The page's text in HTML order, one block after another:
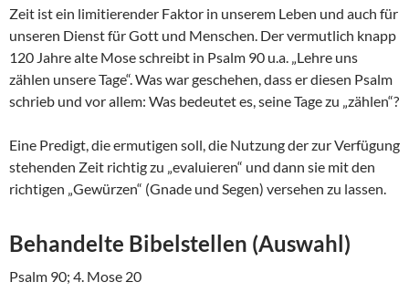
Zeit ist ein limitierender Faktor in unserem Leben und auch für
unseren Dienst für Gott und Menschen. Der vermutlich knapp
120 Jahre alte Mose schreibt in Psalm 90 u.a. „Lehre uns
zählen unsere Tage“. Was war geschehen, dass er diesen Psalm
schrieb und vor allem: Was bedeutet es, seine Tage zu „zählen“?
Eine Predigt, die ermutigen soll, die Nutzung der zur Verfügung
stehenden Zeit richtig zu „evaluieren“ und dann sie mit den
richtigen „Gewürzen“ (Gnade und Segen) versehen zu lassen.
Behandelte Bibelstellen (Auswahl)
Psalm 90; 4. Mose 20